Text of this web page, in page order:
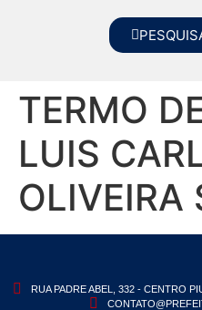
TERMO
LUIS
OLIVEIRA
RUA PADRE ABEL, 332 - CENTRO